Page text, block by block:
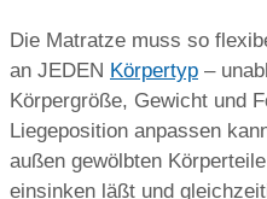
Die Matratze muss so
an JEDEN Körpertyp –
Körpergröße, Gewicht und
Liegeposition anpassen
außen gewölbten
einsinken läßt und